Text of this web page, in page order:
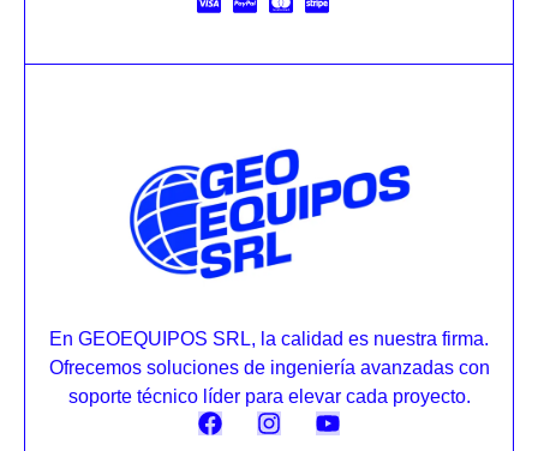
En GEOEQUIPOS SRL, la calidad es nuestra firma.
Ofrecemos soluciones de ingeniería avanzadas con
soporte técnico líder para elevar cada proyecto.